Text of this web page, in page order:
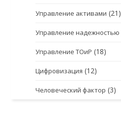
Управление активами (21)
Управление надежностью
Управление ТОиР (18)
Цифровизация (12)
Человеческий фактор (3)